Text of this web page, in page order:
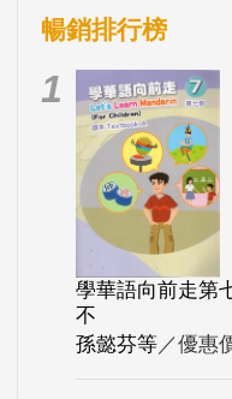
暢銷排行榜
1
學華語向前走第
不
孫懿芬等／優惠